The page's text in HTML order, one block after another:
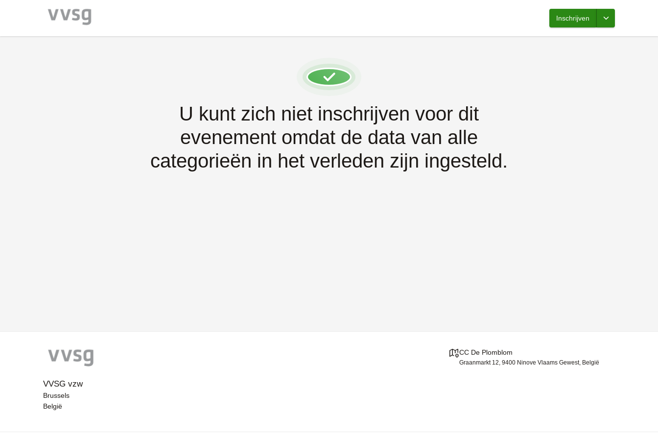
Inschrijven
U kunt zich niet inschrijven voor dit
evenement omdat de data van alle
categorieën in het verleden zijn ingesteld.
VVSG vzw
Brussels
België
CC De Plomblom
Graanmarkt 12, 9400 Ninove Vlaams Gewest, België